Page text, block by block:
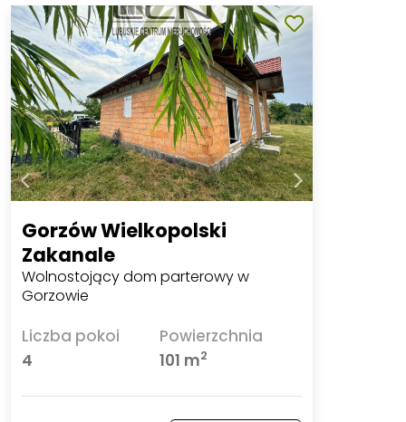
Gorzów Wielkopolski
Zakanale
Wolnostojący dom parterowy w
Gorzowie
Liczba pokoi
4
Powierzchnia
101 m2